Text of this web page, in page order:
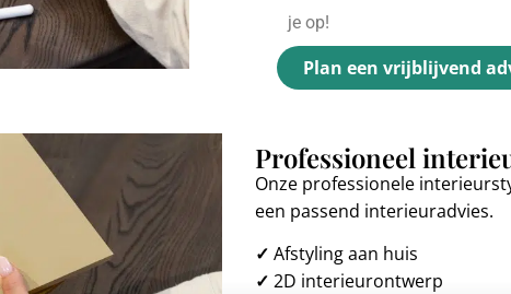
je op!
Plan een vrijblijvend
Professioneel
Onze professionele
een passend interieuradvies.
✓ Afstyling aan huis
✓ 2D interieurontwerp